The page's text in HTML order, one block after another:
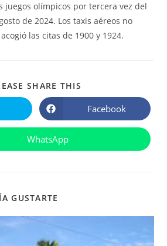
juegos olímpicos por tercera vez del
de 2024. Los taxis aéreos no
las citas de 1900 y 1924.
SHARE THIS
Se
abre
en
ventana
Facebook
Se
abre
WhatsApp
GUSTARTE